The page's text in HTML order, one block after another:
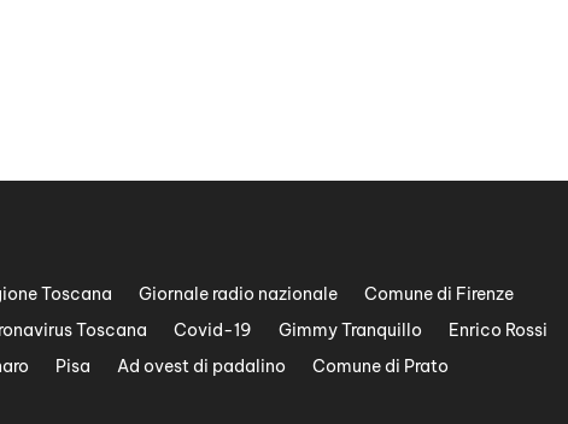
Toscana Giornale radio nazionale
Comune di Firenze
Toscana Covid-19 Gimmy Tranquillo
Enrico Rossi
Pisa Ad ovest di padalino
Comune di Prato